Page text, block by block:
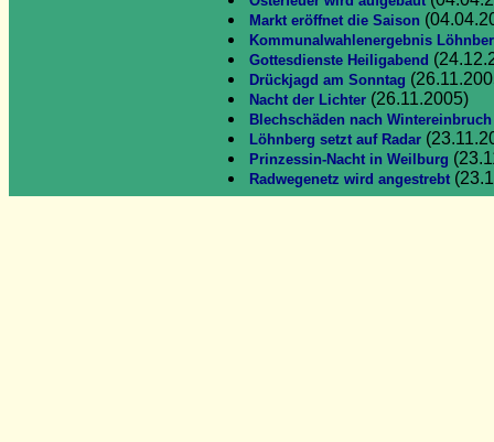
Markt eröffnet die Saison
Kommunalwahlenergebnis
Gottesdienste Heiligabend
Drückjagd am Sonntag
Nacht der Lichter (26.11.2005)
Blechschäden nach Wintereinbruch
Löhnberg setzt auf Radar
Prinzessin-Nacht in Weilburg
Radwegenetz wird angestrebt